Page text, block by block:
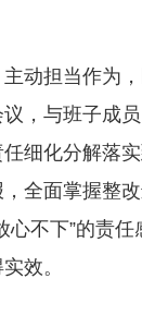
动担当作为
，与班子成
细化分解落
全面掌握整
不下”的责任
效。